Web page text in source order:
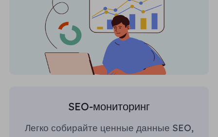
SEO-мониторинг
Легко собирайте ценные данные SEO,